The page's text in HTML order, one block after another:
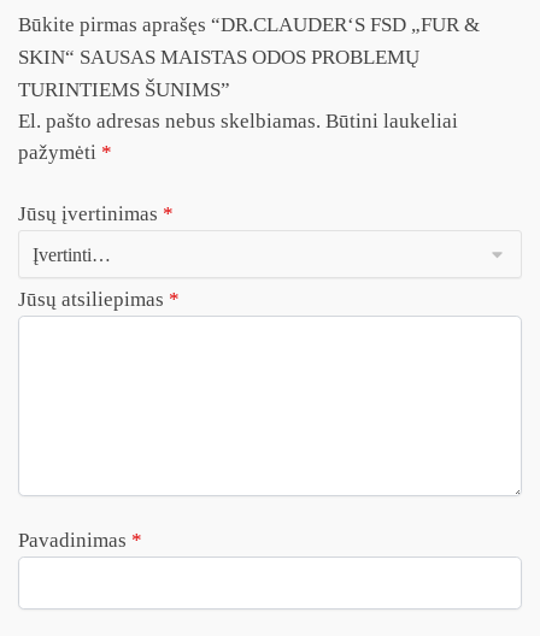
Būkite pirmas aprašęs “DR.CLAUDER‘S FSD „FUR &
SKIN“ SAUSAS MAISTAS ODOS PROBLEMŲ
TURINTIEMS ŠUNIMS”
El. pašto adresas nebus skelbiamas. Būtini laukeliai
pažymėti *
Jūsų įvertinimas *
Jūsų atsiliepimas *
Pavadinimas *